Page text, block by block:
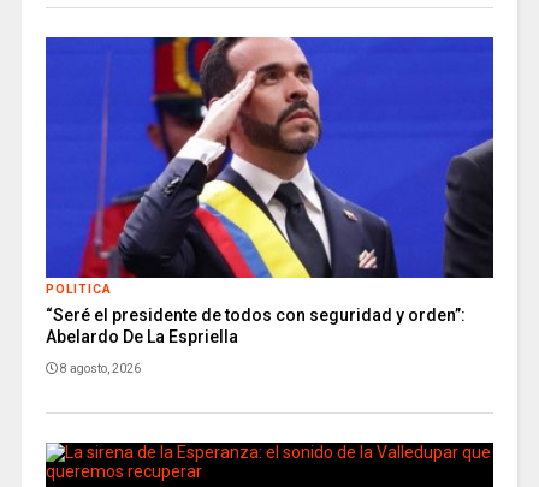
POLITICA
“Seré el presidente de todos con seguridad y orden”:
Abelardo De La Espriella
8 agosto, 2026